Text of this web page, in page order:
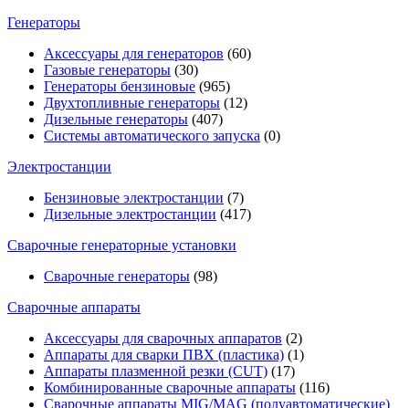
Генераторы
Аксессуары для генераторов (60)
Газовые генераторы (30)
Генераторы бензиновые (965)
Двухтопливные генераторы (12)
Дизельные генераторы (407)
Системы автоматического запуска (0)
Электростанции
Бензиновые электростанции (7)
Дизельные электростанции (417)
Сварочные генераторные установки
Сварочные генераторы (98)
Сварочные аппараты
Аксессуары для сварочных аппаратов (2)
Аппараты для сварки ПВХ (пластика) (1)
Аппараты плазменной резки (CUT) (17)
Комбинированные сварочные аппараты (116)
Сварочные аппараты MIG/MAG (полуавтоматические)